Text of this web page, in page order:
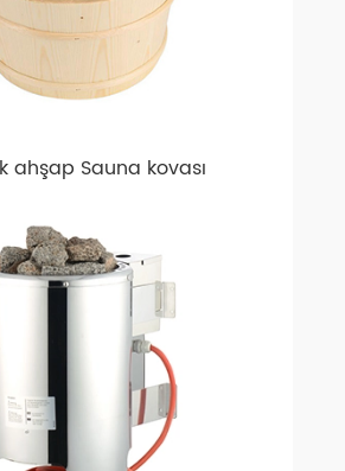
ahşap Sauna kovası